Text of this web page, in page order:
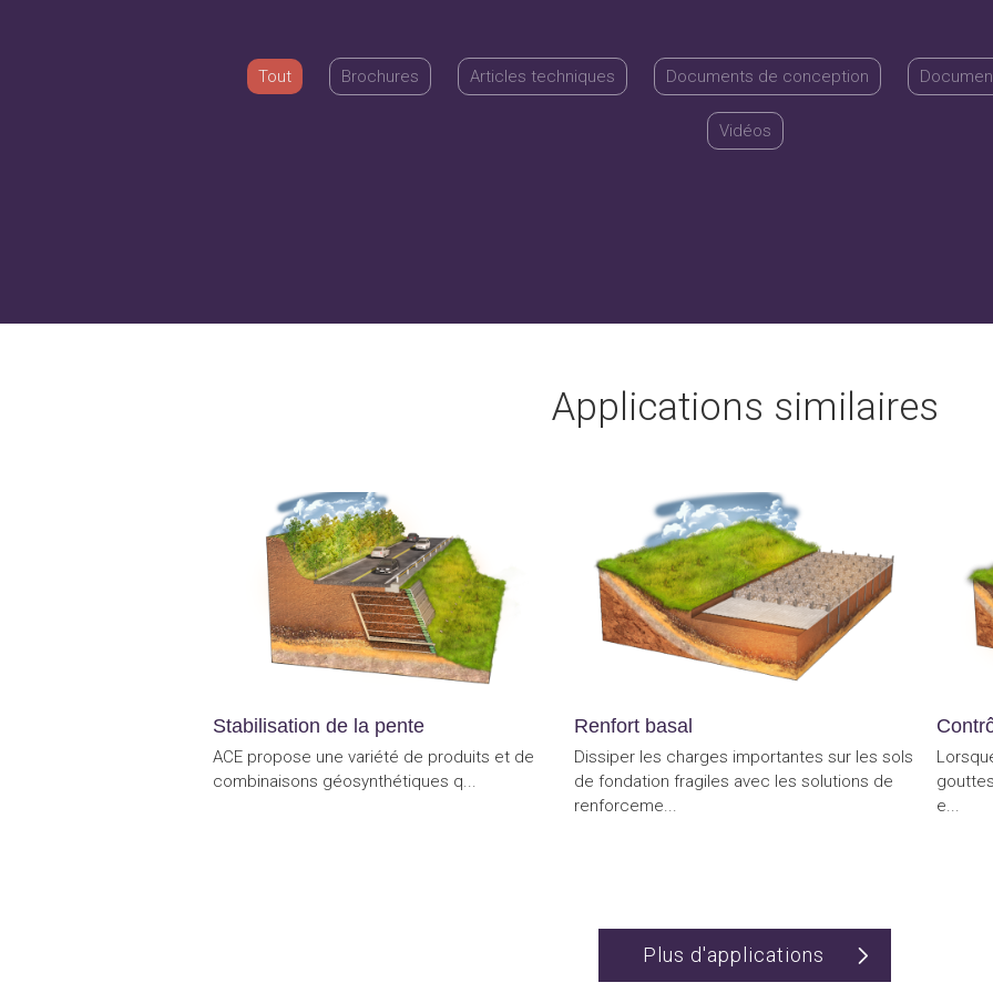
Tout Brochures Articles techniques Documents de conception
Vidéos
Applications similaires
Stabilisation de la pente
ACE propose une variété de produits et de
combinaisons géosynthétiques q...
Renfort basal
Dissiper les charges importantes sur les sols
de fondation fragiles avec les solutions de
renforceme...
e...
Plus d'applications